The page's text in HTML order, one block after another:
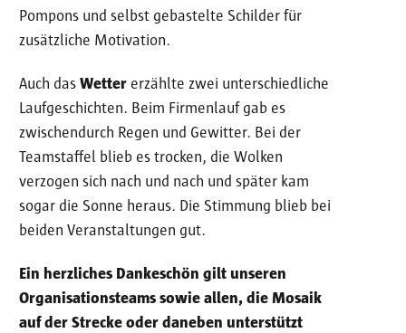
Pompons und selbst gebastelte Schilder für
zusätzliche Motivation.
Auch das Wetter erzählte zwei unterschiedliche
Laufgeschichten. Beim Firmenlauf gab es
zwischendurch Regen und Gewitter. Bei der
Teamstaffel blieb es trocken, die Wolken
verzogen sich nach und nach und später kam
sogar die Sonne heraus. Die Stimmung blieb bei
beiden Veranstaltungen gut.
Ein herzliches Dankeschön gilt unseren
Organisationsteams sowie allen, die Mosaik
auf der Strecke oder daneben unterstützt